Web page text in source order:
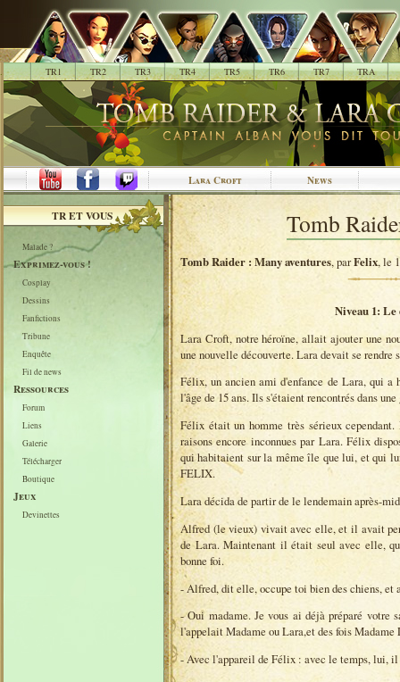
. TR1 TR2 TR3 TR4 TR5 TR6 TR7 TRA
Lara Croft News
TR ET VOUS
Malade ?
Exprimez-vous !
Cosplay
Dessins
Fanfictions
Tribune
Enquête
Fil de news
Ressources
Forum
Liens
Galerie
Télécharger
Boutique
Jeux
Devinettes
Tomb
Tomb Raider : Many aventures, parFelix, le
Niveau 1:
Lara Croft, notre héroïne, allait ajouter une
une nouvelle découverte. Lara devait se
Félix, un ancien ami d'enfance de Lara, qui
l'âge de 15 ans. Ils s'étaient rencontrés dans
Félix était un homme très sérieux
raisons encore inconnues par Lara. Félix
qui habitaient sur la même île que lui, et qui
FELIX.
Lara décida de partir de le lendemain après-
Alfred (le vieux) vivait avec elle, et il avait
de Lara. Maintenant il était seul avec elle,
bonne foi.
- Alfred, dit elle, occupe toi bien des chiens, et
- Oui madame. Je vous ai déjà préparé
l'appelait Madame ou Lara,et des fois Madame
- Avec l'appareil de Félix : avec le temps, lui,